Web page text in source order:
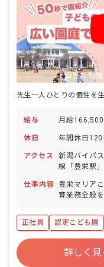
自動で動
給与 月給
休日 年間休日
アクセス
新潟バイパ
線「豊栄駅」か
場と駐輪場
ョッピング
です。
仕事内容
豊栄マリア
育業務全般
正社員
認定こども園
年間休日120日以上
福利厚生充実
退職金
詳しく見